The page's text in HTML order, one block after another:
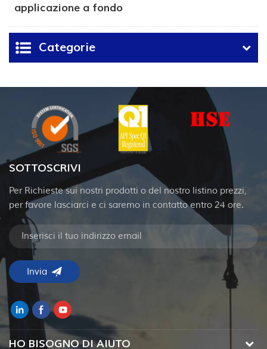
applicazione a fondo
pozzo
Categorie
SOTTOSCRIVI
Per Richieste sui nostri prodotti o del nostro listino prezzi,
per favore lasciarci e ci saremo in contatto entro 24 ore.
HO BISOGNO DI AIUTO